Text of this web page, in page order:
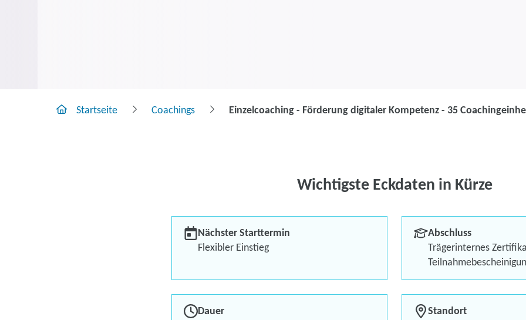
Kompetenz -
Die eigenen Stärken
Ziele setzen - und
Kostenlos mit
Startseite Coachings Einzelcoaching - Förderung digitaler Kompetenz - 35
Wichtigste Eckdaten in Kürze
Nächster Starttermin
Flexibler Einstieg
Abschluss
Trägerinternes
Dauer
Standort